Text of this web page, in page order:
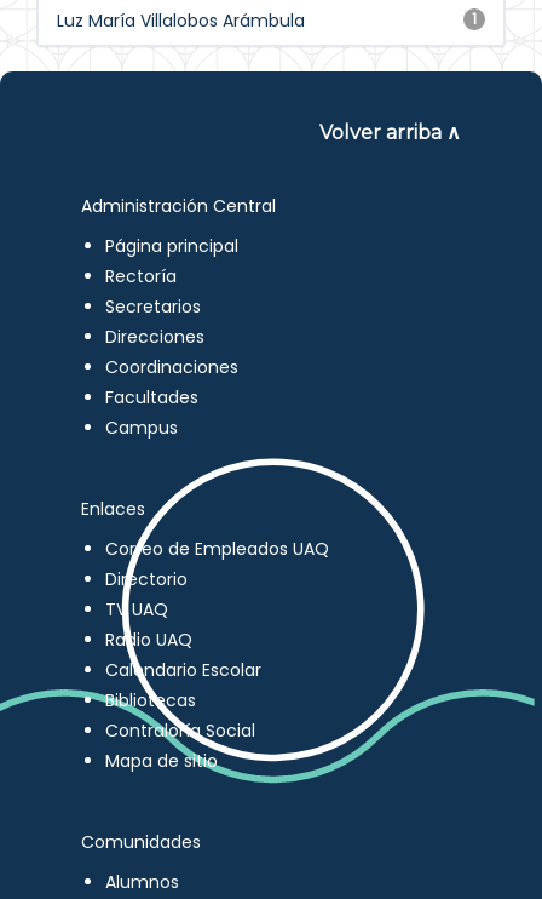
1
Luz María Villalobos Arámbula
Volver arriba ∧
Administración Central
Página principal
Rectoría
Secretarios
Direcciones
Coordinaciones
Facultades
Campus
Enlaces
Correo de Empleados UAQ
Directorio
TV UAQ
Radio UAQ
Calendario Escolar
Bibliotecas
Contraloría Social
Mapa de sitio
Comunidades
Alumnos